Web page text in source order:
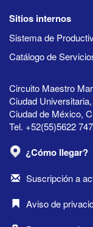
Sitios internos
Sistema de
Catálogo de
Circuito Maestro
Ciudad
Ciudad de México,
Tel. +52(55)5622
¿Cómo llegar?
Suscripción a
Aviso de